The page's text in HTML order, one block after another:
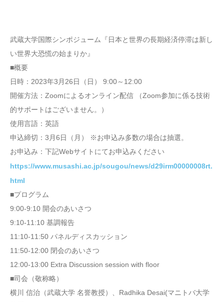
武蔵大学国際シンポジューム『日本と世界の長期経済停滞は新し
い世界大恐慌の始まりか』
■概要
日時：2023年3月26日（日） 9:00～12:00
開催方法：Zoomによるオンライン配信 （Zoom参加に係る技術
的サポートはございません。）
使用言語：英語
申込締切：3月6日（月） ※お申込み多数の場合は抽選。
お申込み：下記Webサイトにてお申込みください
https://www.musashi.ac.jp/sougou/news/d29irm00000008rt.
html
■プログラム
9:00-9:10 開会のあいさつ
9:10-11:10 基調報告
11:10-11:50 パネルディスカッション
11:50-12:00 閉会のあいさつ
12:00-13:00 Extra Discussion session with floor
■司会（敬称略）
横川 信治（武蔵大学 名誉教授）、Radhika Desai(マニトバ大学